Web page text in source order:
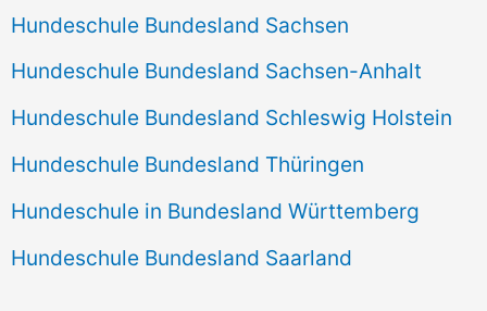
Hundeschule Bundesland Sachsen
Hundeschule Bundesland Sachsen-Anhalt
Hundeschule Bundesland Schleswig Holstein
Hundeschule Bundesland Thüringen
Hundeschule in Bundesland Württemberg
Hundeschule Bundesland Saarland